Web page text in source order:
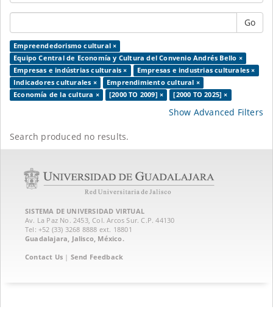
Go
Empreendedorismo cultural ×
Equipo Central de Economía y Cultura del Convenio Andrés Bello ×
Empresas e indústrias culturais ×
Empresas e industrias culturales ×
Indicadores culturales ×
Emprendimiento cultural ×
Economía de la cultura ×
[2000 TO 2009] × [2000 TO 2025] ×
Show Advanced Filters
Search produced no results.
SISTEMA DE UNIVERSIDAD VIRTUAL
Av. La Paz No. 2453, Col. Arcos Sur. C.P. 44130
Tel: +52 (33) 3268 8888‏ ext. 18801
Guadalajara, Jalisco, México.
Contact Us | Send Feedback